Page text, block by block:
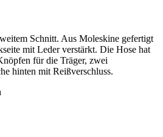
Schnitt. Aus Moleskine gefertigt
mit Leder verstärkt. Die Hose hat
für die Träger, zwei
hinten mit Reißverschluss.